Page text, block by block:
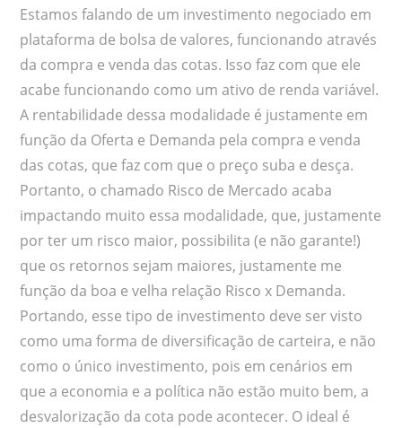
Estamos falando de um investimento negociado em
plataforma de bolsa de valores, funcionando através
da compra e venda das cotas. Isso faz com que ele
acabe funcionando como um ativo de renda variável.
A rentabilidade dessa modalidade é justamente em
função da Oferta e Demanda pela compra e venda
das cotas, que faz com que o preço suba e desça.
Portanto, o chamado Risco de Mercado acaba
impactando muito essa modalidade, que, justamente
por ter um risco maior, possibilita (e não garante!)
que os retornos sejam maiores, justamente me
função da boa e velha relação Risco x Demanda.
Portando, esse tipo de investimento deve ser visto
como uma forma de diversificação de carteira, e não
como o único investimento, pois em cenários em
que a economia e a política não estão muito bem, a
desvalorização da cota pode acontecer. O ideal é